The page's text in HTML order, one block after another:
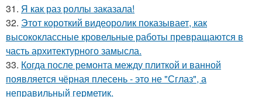
31. Я как раз роллы заказала!
32. Этот короткий видеоролик показывает, как
высококлассные кровельные работы превращаются в
часть архитектурного замысла.
33. Когда после ремонта между плиткой и ванной
появляется чёрная плесень - это не "Сглаз", а
неправильный герметик.